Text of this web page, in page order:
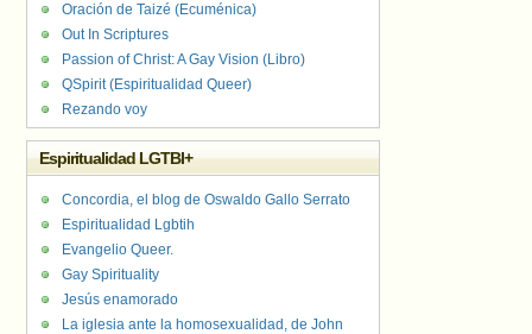
Oración de Taizé (Ecuménica)
Out In Scriptures
Passion of Christ: A Gay Vision (Libro)
QSpirit (Espiritualidad Queer)
Rezando voy
Espiritualidad LGTBI+
Concordia, el blog de Oswaldo Gallo Serrato
Espiritualidad Lgbtih
Evangelio Queer.
Gay Spirituality
Jesús enamorado
La iglesia ante la homosexualidad, de John